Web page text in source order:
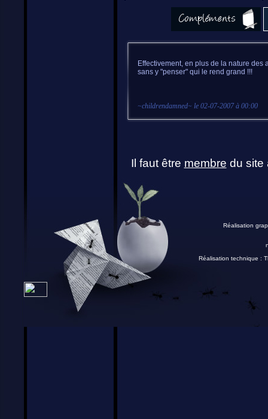
Effectivement, en plus de la nature
sans y "penser" qui le rend grand !!!
~childrendamned~ le 02-07-2007 à 00:00
Il faut être membre du site
Réalisation
Réalisation technique :